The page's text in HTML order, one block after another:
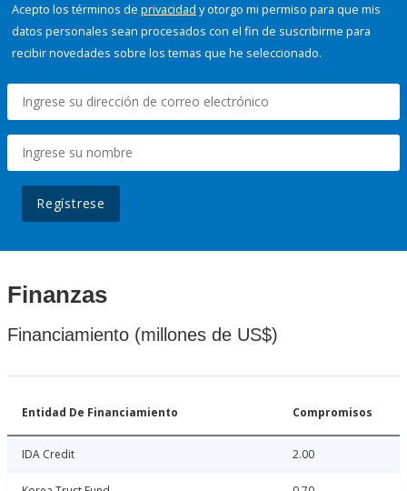
Acepto los términos de privacidad y otorgo mi permiso para que mis
datos personales sean procesados con el fin de suscribirme para
recibir novedades sobre los temas que he seleccionado.
Regístrese
Finanzas
Financiamiento (millones de US$)
Entidad De Financiamiento Compromisos
IDA Credit 2.00